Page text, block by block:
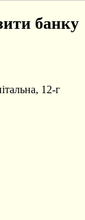
банку
12-г